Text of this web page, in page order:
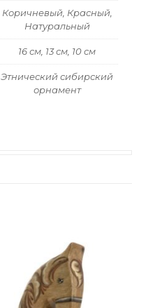
Коричневый, Красный,
Натуральный
16 см, 13 см, 10 см
Этнический сибирский
орнамент